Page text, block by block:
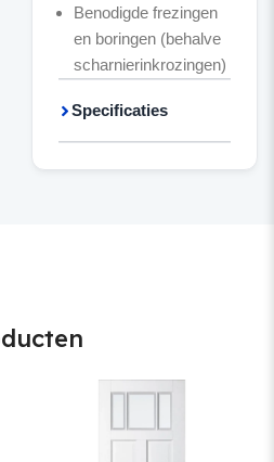
Benodigde frezingen
en boringen (behalve
scharnierinkrozingen)
Specificaties